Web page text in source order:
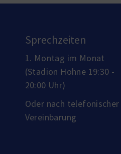
Sprechzeiten
1. Montag im Monat
(Stadion Hohne 19:30 -
20:00 Uhr)
Oder nach telefonischer
Vereinbarung